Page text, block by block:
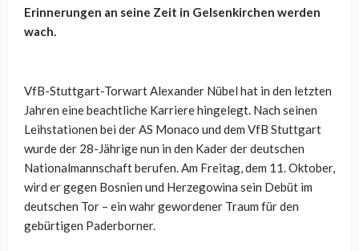
Erinnerungen an seine Zeit in Gelsenkirchen werden
wach.
VfB-Stuttgart-Torwart Alexander Nübel hat in den letzten
Jahren eine beachtliche Karriere hingelegt. Nach seinen
Leihstationen bei der AS Monaco und dem VfB Stuttgart
wurde der 28-Jährige nun in den Kader der deutschen
Nationalmannschaft berufen. Am Freitag, dem 11. Oktober,
wird er gegen Bosnien und Herzegowina sein Debüt im
deutschen Tor – ein wahr gewordener Traum für den
gebürtigen Paderborner.